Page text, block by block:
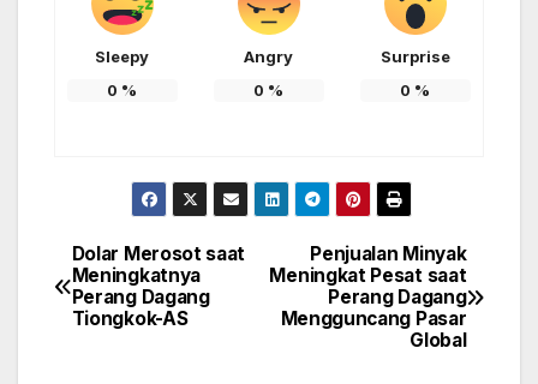
Sleepy
0 %
Angry
0 %
Surprise
0 %
Post
navigation
Penjualan Minyak
Meningkat Pesat saat
Perang Dagang
Mengguncang Pasar
Global
Dolar Merosot saat
Meningkatnya
Perang Dagang
Tiongkok-AS